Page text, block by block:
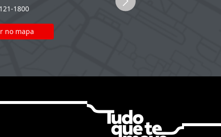
1800
no mapa
(51) 2121-1800